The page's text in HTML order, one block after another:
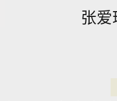
张爱